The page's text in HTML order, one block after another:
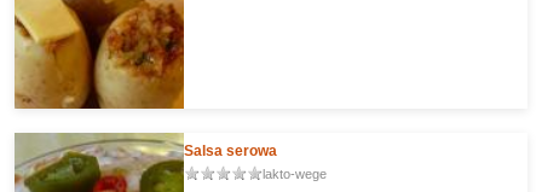
Salsa serowa
lakto-wege